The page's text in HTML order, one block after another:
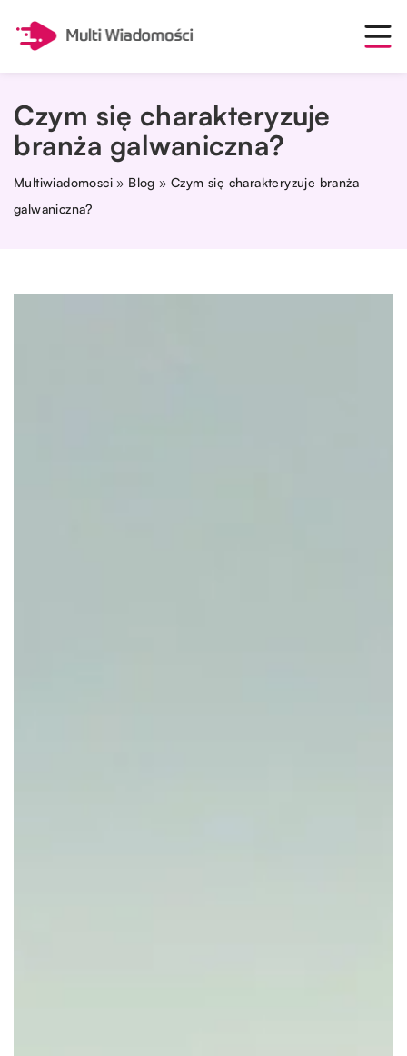
Czym się charakteryzuje
branża galwaniczna?
Multiwiadomosci » Blog »Czym się charakteryzuje branża
galwaniczna?